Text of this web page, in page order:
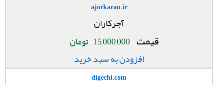
ajorkaran.ir
آجرکاران
قیمت 15,000,000 تومان
افزودن به سبد خرید
digechi.com